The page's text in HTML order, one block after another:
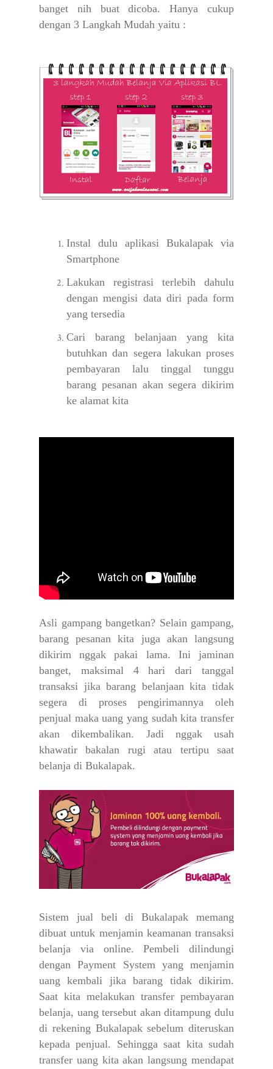
banget nih buat dicoba. Hanya cukup
dengan 3 Langkah Mudah yaitu :
Instal dulu aplikasi Bukalapak via
Smartphone
Lakukan registrasi terlebih dahulu
dengan mengisi data diri pada form
yang tersedia
Cari barang belanjaan yang kita
butuhkan dan segera lakukan proses
pembayaran lalu tinggal tunggu
barang pesanan akan segera dikirim
ke alamat kita
Asli gampang bangetkan? Selain gampang,
barang pesanan kita juga akan langsung
dikirim nggak pakai lama. Ini jaminan
banget, maksimal 4 hari dari tanggal
transaksi jika barang belanjaan kita tidak
segera di proses pengirimannya oleh
penjual maka uang yang sudah kita transfer
akan dikembalikan. Jadi nggak usah
khawatir bakalan rugi atau tertipu saat
belanja di Bukalapak.
Sistem jual beli di Bukalapak memang
dibuat untuk menjamin keamanan transaksi
belanja via online. Pembeli dilindungi
dengan Payment System yang menjamin
uang kembali jika barang tidak dikirim.
Saat kita melakukan transfer pembayaran
belanja, uang tersebut akan ditampung dulu
di rekening Bukalapak sebelum diteruskan
kepada penjual. Sehingga saat kita sudah
transfer uang kita akan langsung mendapat